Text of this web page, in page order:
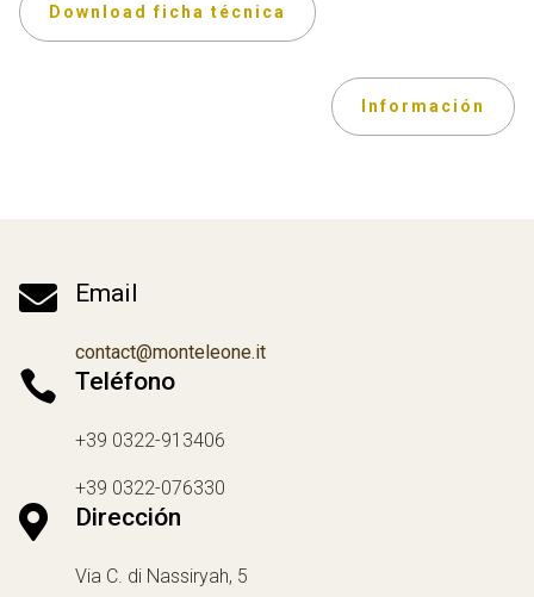
Download ficha técnica
Información
 Email
contact@monteleone.it
 Teléfono
+39 0322-913406
+39 0322-076330
 Dirección
Via C. di Nassiryah, 5